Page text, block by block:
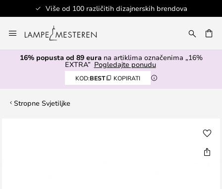
Više od 100 različitih dizajnerskih brendova
to
Content
16% popusta od 89 eurana artiklima označenima „16%
EXTRA” Pogledajte ponudu
KOD:BEST KOPIRATI
Stropne Svjetiljke